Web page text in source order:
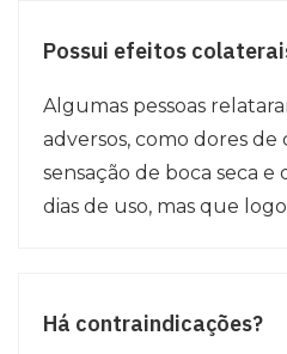
Possui efeitos
Algumas pessoas
adversos, como dores
sensação de boca seca e
dias de uso, mas que
Há contraindicações?